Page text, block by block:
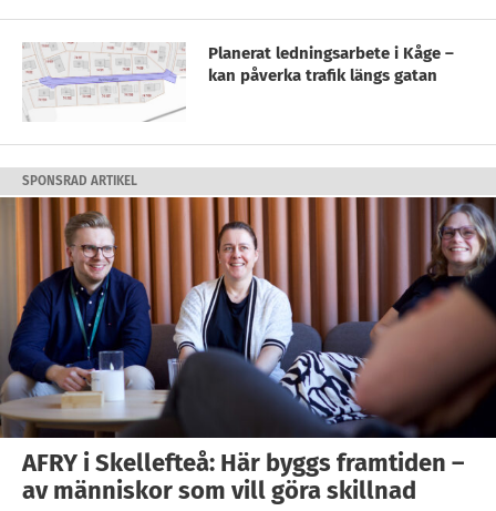
Planerat ledningsarbete i Kåge –
kan påverka trafik längs gatan
SPONSRAD ARTIKEL
AFRY i Skellefteå: Här byggs framtiden –
av människor som vill göra skillnad